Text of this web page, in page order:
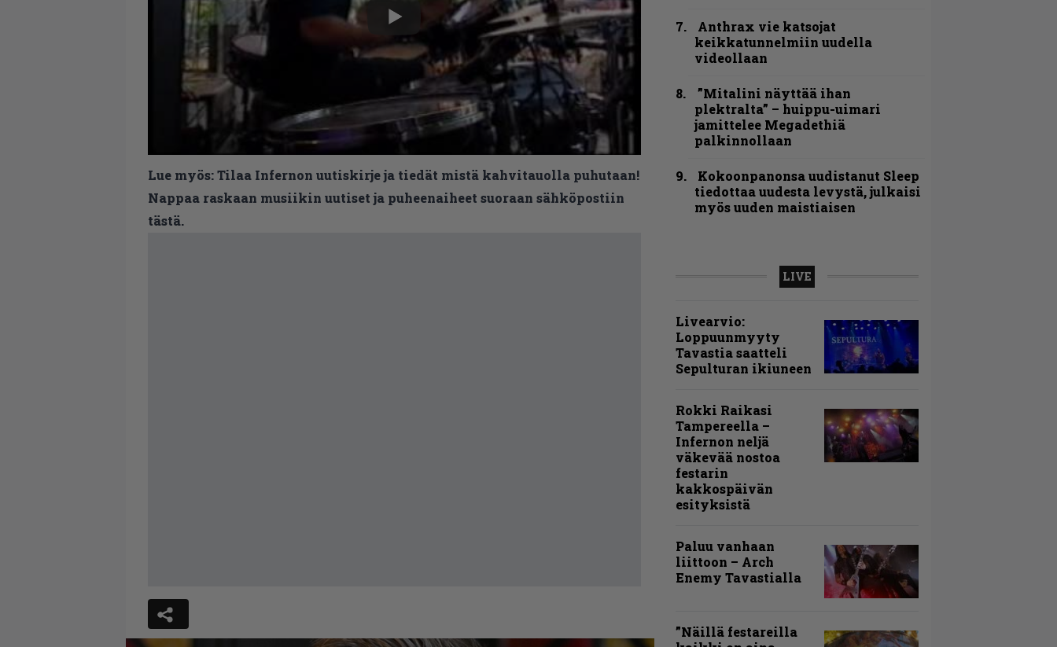
Lue myös:Tilaa Infernon uutiskirje ja tiedät mistä kahvitauolla puhutaan!
Nappaa raskaan musiikin uutiset ja puheenaiheet suoraan sähköpostiin
tästä.
Anthrax vie katsojat
keikkatunnelmiin uudella
videollaan
”Mitalini näyttää ihan
plektralta” – huippu-uimari
jamittelee Megadethiä
palkinnollaan
Kokoonpanonsa uudistanut Sleep
tiedottaa uudesta levystä, julkaisi
myös uuden maistiaisen
LIVE
Livearvio:
Loppuunmyyty
Tavastia saatteli
Sepulturan ikiuneen
Rokki Raikasi
Tampereella –
Infernon neljä
väkevää nostoa
festarin
kakkospäivän
esityksistä
Paluu vanhaan
liittoon – Arch
Enemy Tavastialla
”Näillä festareilla